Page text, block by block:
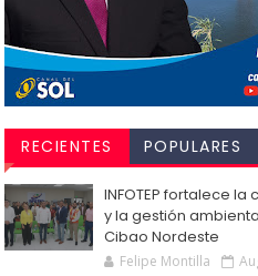
RECIENTES POPULARES
INFOTEP fortalece
y la gestión
Cibao Nordeste
Felipe Montilla